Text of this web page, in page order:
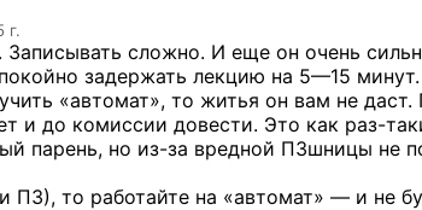
г.
сложно. И еще он очень
задержать лекцию на 5—15 минут.
«автомат», то житья он вам не даст.
и до комиссии довести. Это как раз-
парень, но из-за вредной ПЗшницы не
то работайте на «автомат» — и не